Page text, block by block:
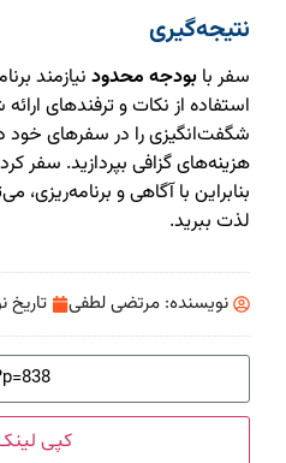
نتیجه‌گیری
سفر با بودجه محدود نیازمند
استفاده از نکات و ترفندهای
شگفت‌انگیزی را در سفرهای خود
هزینه‌های گزافی بپردازید. سفر
بنابراین با آگاهی و برنامه‌ریزی،
لذت ببرید.
نویسنده: مرتضی لطفی تاریخ
کپی